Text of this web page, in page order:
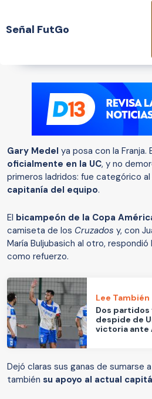
Señal FutGo
Gary Medel ya posa con la Franja.
oficialmente en la UC, y no
primeros ladridos: fue categórico
capitanía del equipo.
El bicampeón de la Copa
camiseta de los Cruzados y, con
María Buljubasich al otro,
como refuerzo.
Lee También
Dos partidos
despide de
victoria ante
Dejó claras sus ganas de sumarse
también su apoyo al actual